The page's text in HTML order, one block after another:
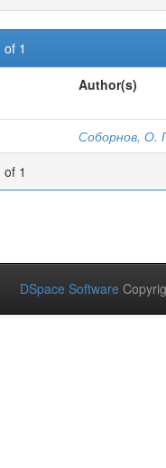
1
Author(s)
Соборнов, О.
1
DSpace Software